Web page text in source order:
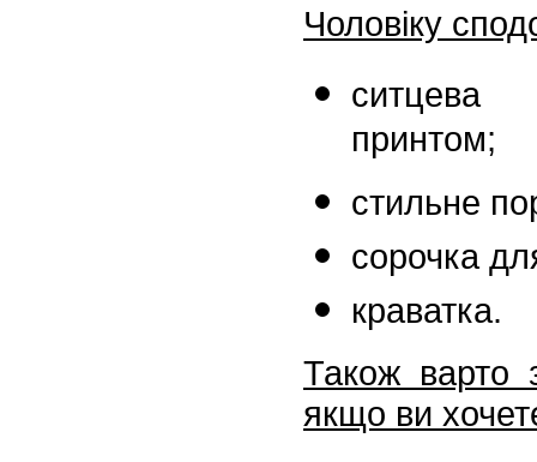
Чоловіку
ситцева
принтом;
стильне
сорочка
краватка.
Також варто
якщо ви